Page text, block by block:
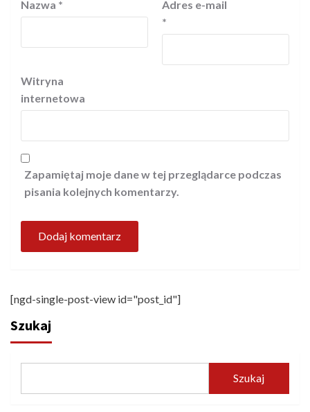
Nazwa *
Adres e-mail
*
Witryna
internetowa
Zapamiętaj moje dane w tej przeglądarce podczas
pisania kolejnych komentarzy.
[ngd-single-post-view id="post_id"]
Szukaj
Szukaj